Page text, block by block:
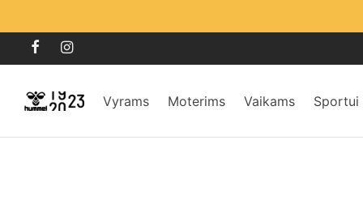
Vyrams Moterims Vaikams Sportui